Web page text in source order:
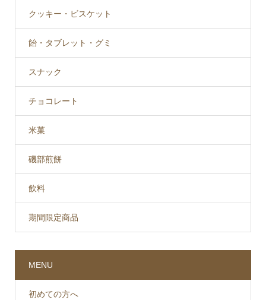
クッキー・ビスケット
飴・タブレット・グミ
スナック
チョコレート
米菓
磯部煎餅
飲料
期間限定商品
MENU
初めての方へ